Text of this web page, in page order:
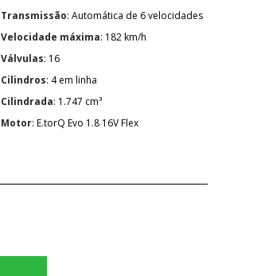
Transmissão : Automática de 6 velocidades
Velocidade máxima : 182 km/h
Válvulas : 16
Cilindros : 4 em linha
Cilindrada : 1.747 cm³
Motor : E.torQ Evo 1.8 16V Flex